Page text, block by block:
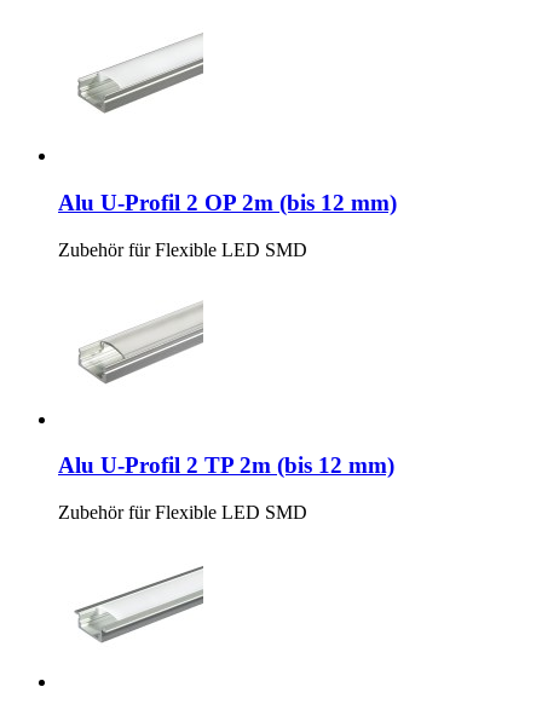
Alu U-Profil 2 OP 2m (bis 12 mm)
Zubehör für Flexible LED SMD
Alu U-Profil 2 TP 2m (bis 12 mm)
Zubehör für Flexible LED SMD